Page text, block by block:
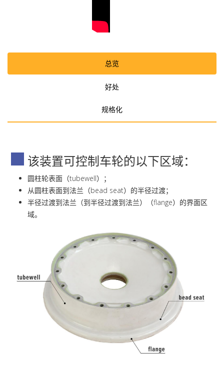
总览
好处
规格化
该装置可控制车轮的以下区域：
圆柱轮表面（tubewell）；
从圆柱表面到法兰（bead seat）的半径过渡；
半径过渡到法兰（到半径过渡到法兰）（flange）的界面区
域。